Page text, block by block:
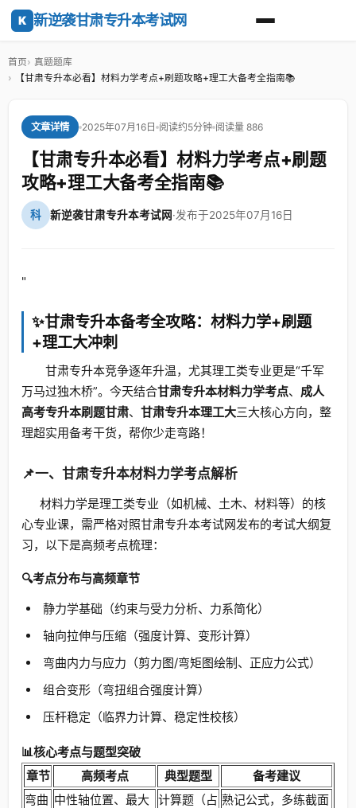
K 新逆袭甘肃专升本考试网
首页
真题题库
【甘肃专升本必看】材料力学考点+刷题攻略+理工大备考全指南📚
文章详情 2025年07月16日 阅读约5分钟 阅读量 886
【甘肃专升本必看】材料力学考点+刷题
攻略+理工大备考全指南📚
科 新逆袭甘肃专升本考试网·发布于2025年07月16日
"
✨甘肃专升本备考全攻略：材料力学+刷题
+理工大冲刺
甘肃专升本竞争逐年升温，尤其理工类专业更是“千军
万马过独木桥”。今天结合甘肃专升本材料力学考点、 成人
高考专升本刷题甘肃、 甘肃专升本理工大三大核心方向，整
理超实用备考干货，帮你少走弯路！
📌一、甘肃专升本材料力学考点解析
材料力学是理工类专业（如机械、土木、材料等）的核
心专业课，需严格对照甘肃专升本考试网发布的考试大纲复
习，以下是高频考点梳理：
🔍考点分布与高频章节
静力学基础（约束与受力分析、力系简化）
轴向拉伸与压缩（强度计算、变形计算）
弯曲内力与应力（剪力图/弯矩图绘制、正应力公式）
组合变形（弯扭组合强度计算）
压杆稳定（临界力计算、稳定性校核）
📊核心考点与题型突破
章节
高频考点 典型题型
备考建议
弯曲 中性轴位置、最大 计算题（占 熟记公式，多练截面